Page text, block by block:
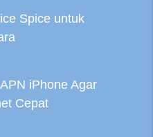
Spice untuk
iPhone Agar
Cepat